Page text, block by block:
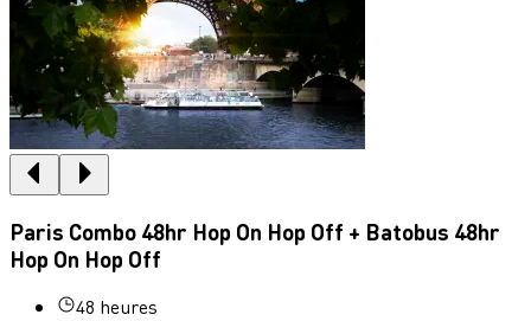
Paris Combo 48hr Hop On Hop Off + Batobus 48hr
Hop On Hop Off
48 heures